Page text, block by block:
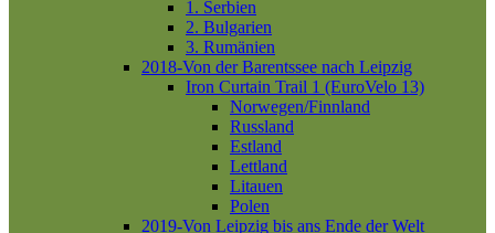
1. Serbien
2. Bulgarien
3. Rumänien
2018-Von der Barentssee nach Leipzig
Iron Curtain Trail 1 (EuroVelo 13)
Norwegen/Finnland
Russland
Estland
Lettland
Litauen
Polen
2019-Von Leipzig bis ans Ende der Welt